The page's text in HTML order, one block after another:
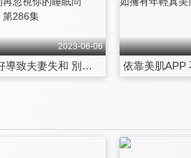
2023-06-06
睡不好導致夫妻失和 別再忽視你的睡眠問題！！ 第286集